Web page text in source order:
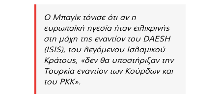
Ο Μπαγίκ τόνισε ότι αν η
ευρωπαϊκή ηγεσία ήταν ειλικρινής
στη μάχη της εναντίον του DAESH
(ISIS), του λεγόμενου Ισλαμικού
Κράτους, «δεν θα υποστήριζαν την
Τουρκία εναντίον των Κούρδων και
του ΡΚΚ».